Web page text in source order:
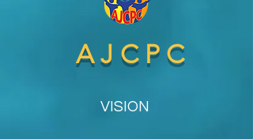
AJCPC
VISION